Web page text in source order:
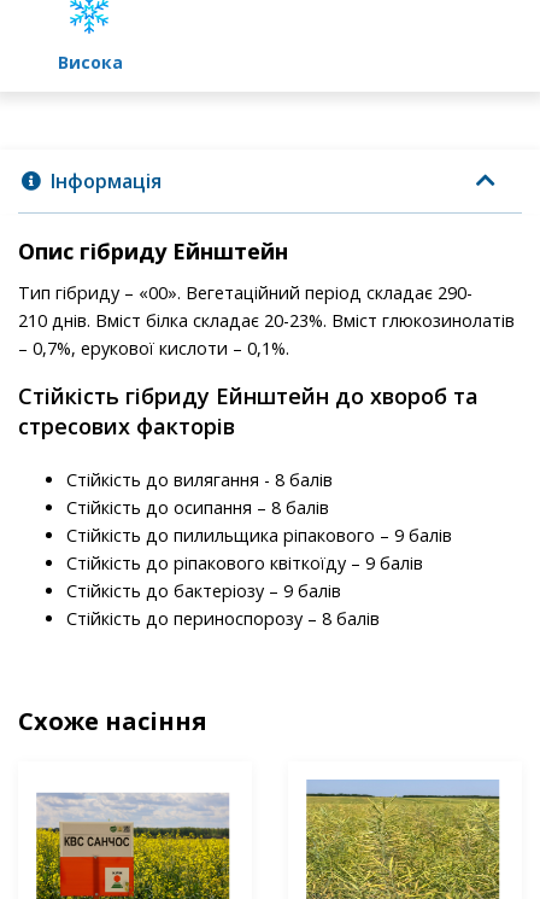
високa
Інформація
Опис гібриду Ейнштейн
Тип гібриду – «00». Вегетаційний період складає 290-
210 днів. Вміст білка складає 20-23%. Вміст глюкозинолатів
– 0,7%, ерукової кислоти – 0,1%.
Стійкість гібриду Ейнштейн до хвороб та
стресових факторів
Стійкість до вилягання - 8 балів
Стійкість до осипання – 8 балів
Стійкість до пилильщика ріпакового – 9 балів
Стійкість до ріпакового квіткоїду – 9 балів
Стійкість до бактеріозу – 9 балів
Стійкість до периноспорозу – 8 балів
Схоже насіння